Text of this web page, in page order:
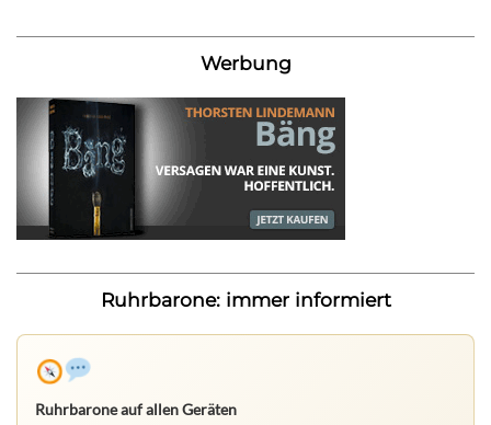
Werbung
Ruhrbarone: immer informiert
Ruhrbarone auf allen Geräten